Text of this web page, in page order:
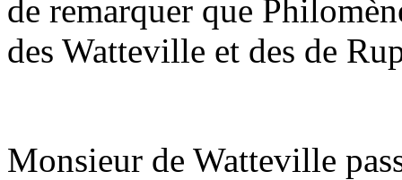
de remarquer que
des Watteville et des de
Monsieur de Watteville